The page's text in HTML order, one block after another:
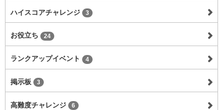
ハイスコアチャレンジ 3
お役立ち 24
ランクアップイベント 4
掲示板 3
高難度チャレンジ 6